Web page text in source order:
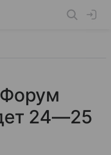
24—25